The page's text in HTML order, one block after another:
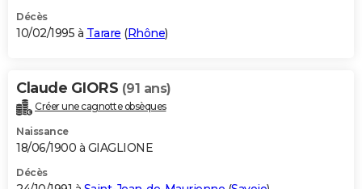
Décès
10/02/1995 à Tarare (Rhône)
Claude GIORS (91 ans)
Créer une cagnotte obsèques
Naissance
18/06/1900 à GIAGLIONE
Décès